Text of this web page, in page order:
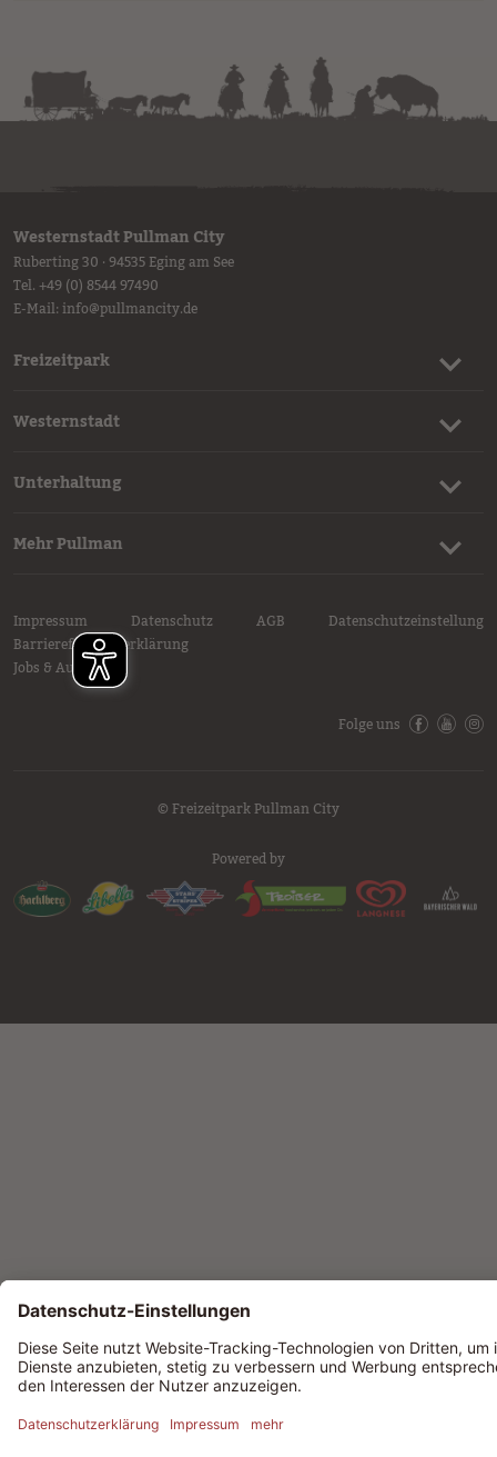
Westernstadt Pullman City
Ruberting 30 · 94535 Eging am See
Tel. +49 (0) 8544 97490
E-Mail:info@pullmancity.de
Freizeitpark
Westernstadt
Unterhaltung
Mehr Pullman
Impressum Datenschutz AGB
Datenschutzeinstellung
Barrierefreiheitserklärung
Jobs & Aushilfen
Folge uns Facebook
YouTube
© Freizeitpark Pullman City
Powered by